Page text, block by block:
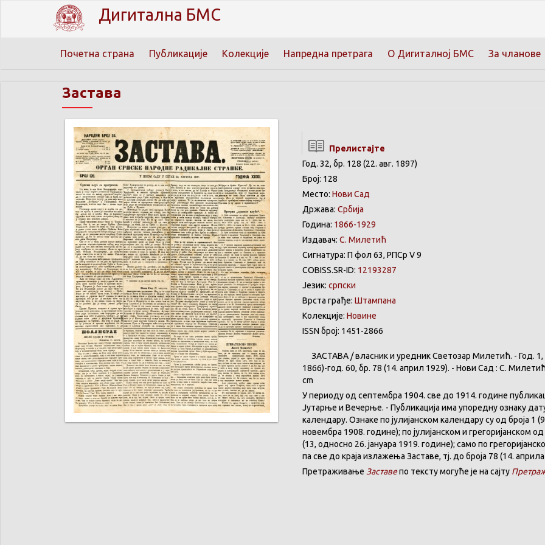
Дигитална БМС
Почетна страна Публикације Колекције Напредна претрага О Дигиталној БМС За чланове
Застава
Прелистајте
Год. 32, бр. 128 (22. авг. 1897)
Број: 128
Место: Нови Сад
Држава: Србија
Година: 1866-1929
Издавач: С. Милетић
Сигнатура: П фол 63, РПСр V 9
COBISS.SR-ID: 12193287
Језик: српски
Врста грађе: Штампана
Колекције: Новине
ISSN број: 1451-2866
ЗАСТАВА /власники уредникСветозар Милетић. - Год. 1,
1866)-год. 60, бр. 78 (14. април 1929). - Нови Сад : С.
cm
Упериодуод септембра 1904. све до 1914. године
Јутарње и Вечерње. - Публикација има упореднуознаку
календару. Ознаке по јулијанском календару су од броја 1
новембра 1908. године); по јулијанском и грегоријанском
(13, односно 26. јануара 1919. године); само по
па све до краја излажења Заставе, тј. до броја 78 (14.
Претраживање Заставепо тексту могуће је на сајту